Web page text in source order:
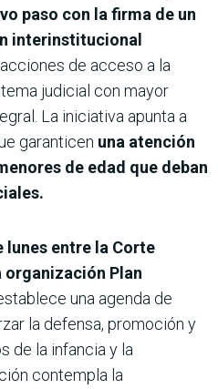
paso con la firma de un
interinstitucional
de acceso a la
judicial con mayor
La iniciativa apunta a
garanticen una atención
de edad que deban
lunes entre la Corte
organización Plan
una agenda de
la defensa, promoción y
de la infancia y la
contempla la